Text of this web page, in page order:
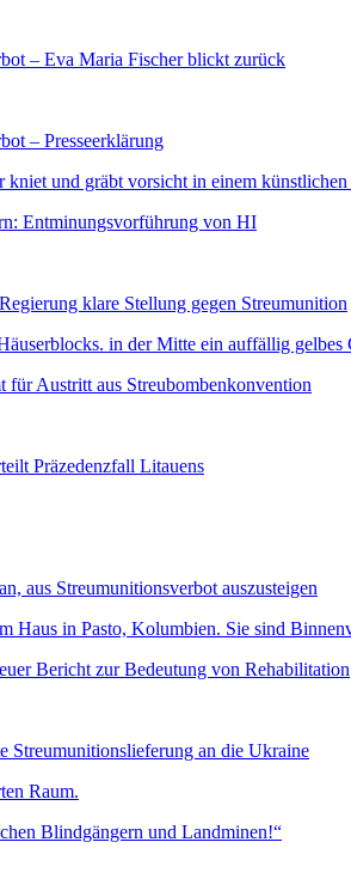
– Eva Maria Fischer blickt zurück
– Presseerklärung
Entminungsvorführung von HI
klare Stellung gegen Streumunition
für Austritt aus Streubombenkonvention
Präzedenzfall Litauens
aus Streumunitionsverbot auszusteigen
Bericht zur Bedeutung von Rehabilitation
Streumunitionslieferung an die Ukraine
Blindgängern und Landminen!“